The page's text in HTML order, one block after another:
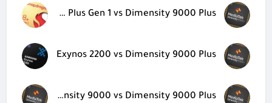
Snapdragon 8 Plus Gen 1 vs Dimensity 9000 Plus
Exynos 2200 vs Dimensity 9000 Plus
Dimensity 9000 vs Dimensity 9000 Plus